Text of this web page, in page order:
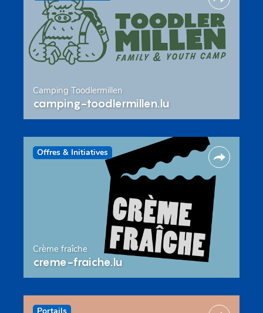
Camping Toodlermillen
camping-toodlermillen.lu
Offres & Initiatives
Crème fraîche
creme-fraiche.lu
Portails